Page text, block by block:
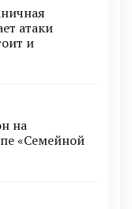
атаки
и
на
«Семейной